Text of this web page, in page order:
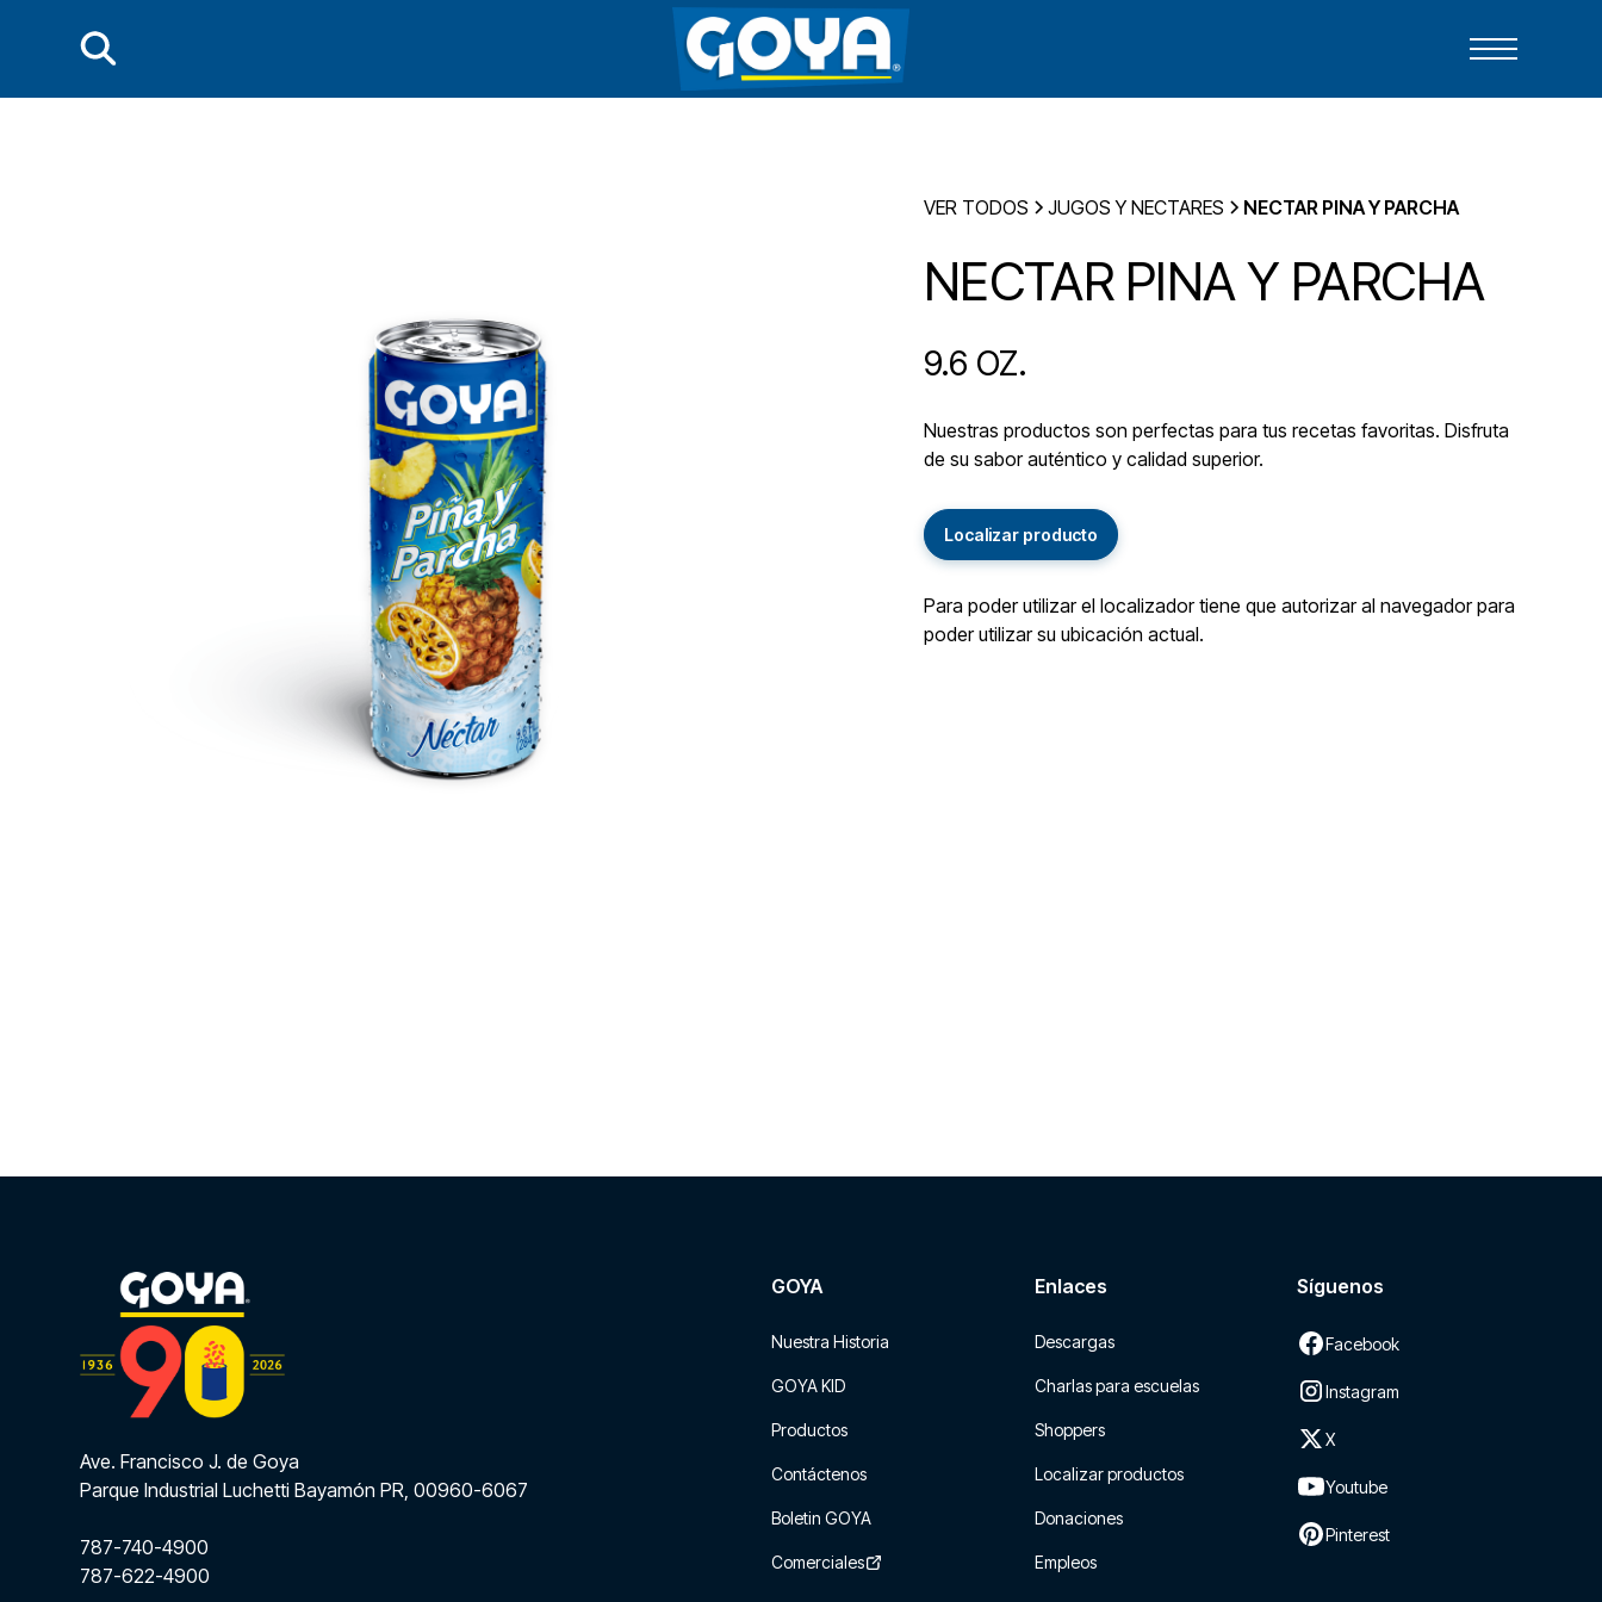
VER TODOS JUGOS Y NECTARES NECTAR PINA Y PARCHA
NECTAR PINA Y PARCHA
9.6 OZ.
Nuestras productos son perfectas para tus recetas favoritas. Disfruta
de su sabor auténtico y calidad superior.
Localizar producto
Para poder utilizar el localizador tiene que autorizar al navegador para
poder utilizar su ubicación actual.
Ave. Francisco J. de Goya
Parque Industrial Luchetti Bayamón PR, 00960-6067
787-740-4900
787-622-4900
GOYA
Nuestra Historia
GOYA KID
Productos
Contáctenos
Boletin GOYA
Comerciales
Enlaces
Descargas
Charlas para escuelas
Shoppers
Localizar productos
Donaciones
Empleos
Síguenos
Facebook
Instagram
X
Youtube
Pinterest